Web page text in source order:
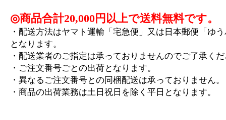
◎商品合計20,000円以上で送料無料です。
・配送方法はヤマト運輸「宅急便」又は日本郵便「ゆ
となります。
・配送業者のご指定は承っておりませんのでご了承く
・ご注文番号ごとの出荷となります。
・異なるご注文番号との同梱配送は承っておりません。
・商品の出荷業務は土日祝日を除く平日となります。